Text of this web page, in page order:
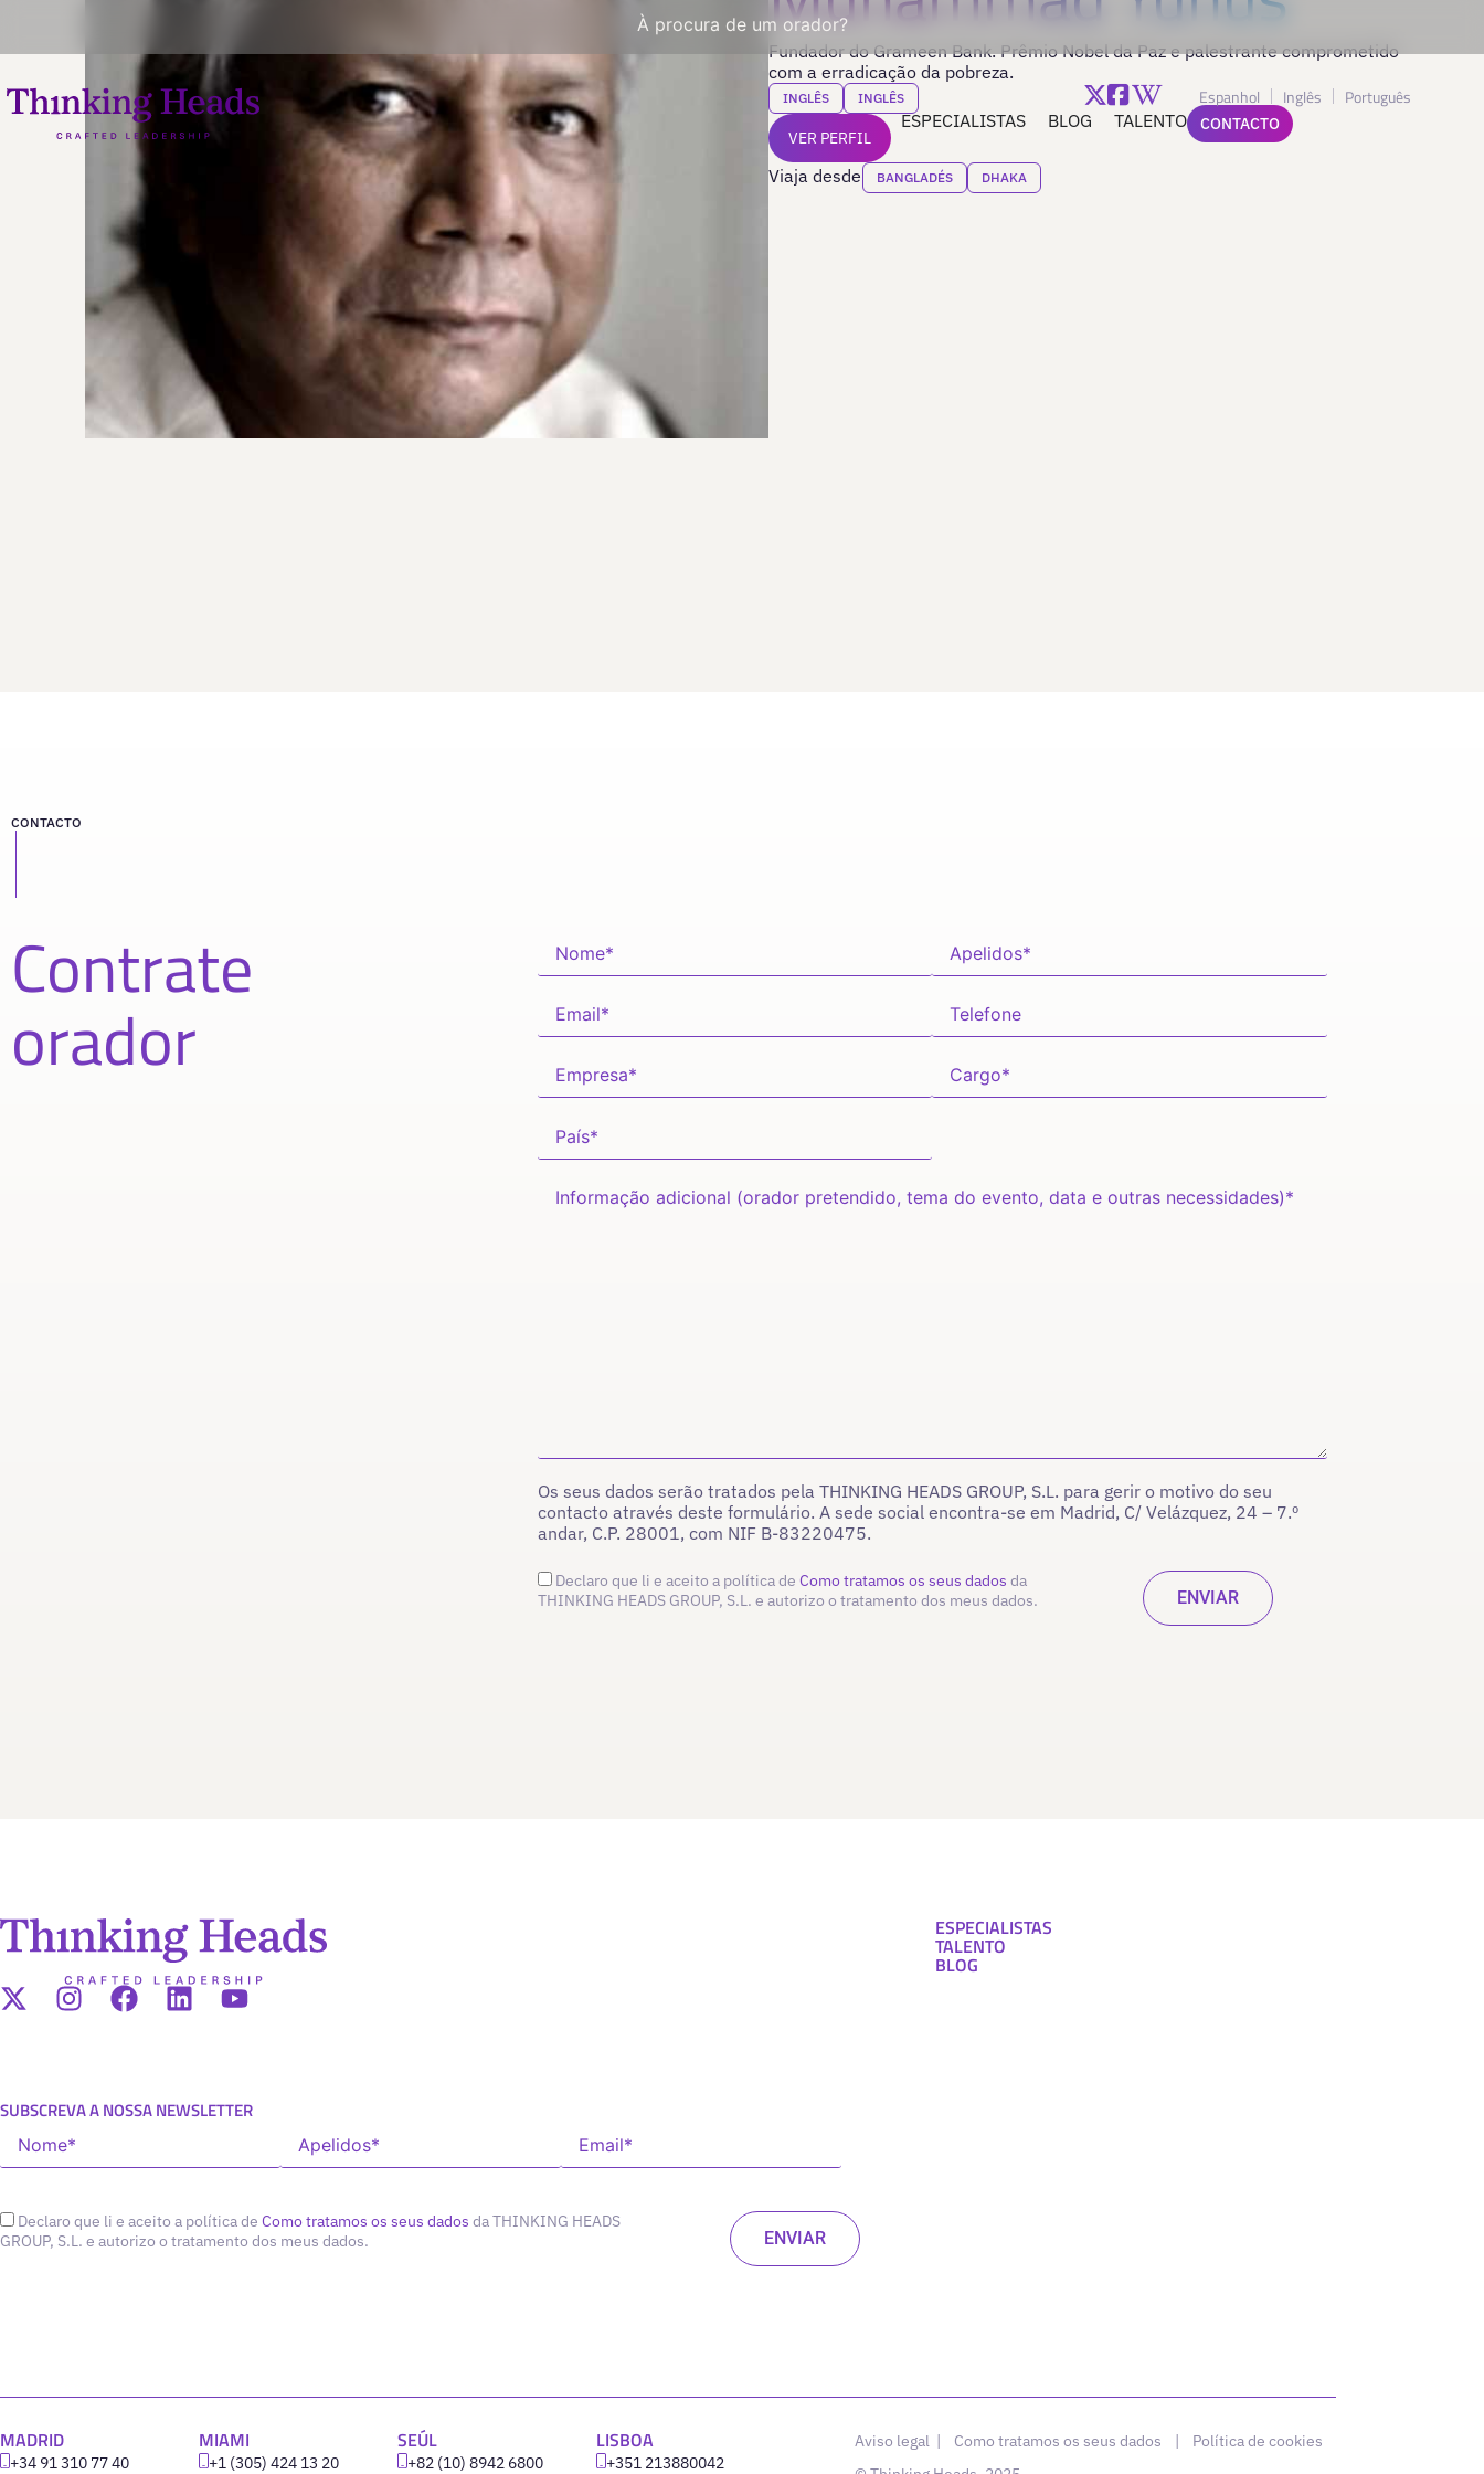
À procura de um orador?
ESPECIALISTAS BLOG TALENTO
Espanhol Inglês Português
CONTACTO
Fundador do Grameen Bank. Prêmio Nobel da Paz e palestrante comprometido
com a erradicação da pobreza.
INGLÊS INGLÊS
VER PERFIL
Viaja desde BANGLADÉS DHAKA
CONTACTO
Contrate
orador
Os seus dados serão tratados pela THINKING HEADS GROUP, S.L. para gerir o motivo do seu
contacto através deste formulário. A sede social encontra-se em Madrid, C/ Velázquez, 24 – 7.º
andar, C.P. 28001, com NIF B-83220475.
Declaro que li e aceito a política de Como tratamos os seus dados da
THINKING HEADS GROUP, S.L. e autorizo o tratamento dos meus dados.
SUBSCREVA A NOSSA NEWSLETTER
Declaro que li e aceito a política de Como tratamos os seus dados da THINKING HEADS
GROUP, S.L. e autorizo o tratamento dos meus dados.
ESPECIALISTAS
TALENTO
BLOG
MADRID
+34 91 310 77 40
MIAMI
+1 (305) 424 13 20
SEÚL
+82 (10) 8942 6800
LISBOA
‪+351 213880042
Aviso legal | Como tratamos os seus dados | Política de cookies